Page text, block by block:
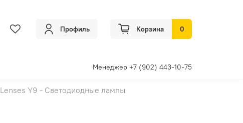
Профиль Корзина 0
Менеджер +7 (902) 443-10-75
Lenses Y9 - Светодиодные лампы